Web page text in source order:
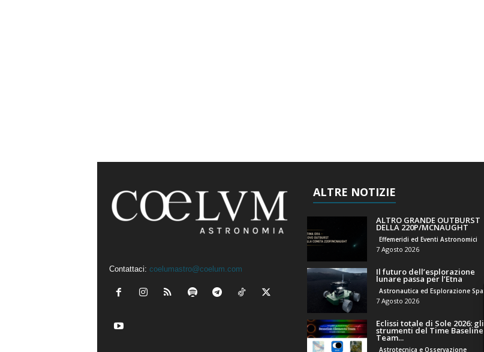
Contattaci: coelumastro@coelum.com
ALTRE NOTIZIE
ALTRO GRANDE OUTBURST
DELLA 220P/MCNAUGHT
Effemeridi ed Eventi Astronomici
7 Agosto 2026
Il futuro dell’esplorazione
lunare passa per l’Etna
7 Agosto 2026
Eclissi totale di Sole 2026: gli
strumenti del Time Baseline
Team...
Astrotecnica e Osservazione